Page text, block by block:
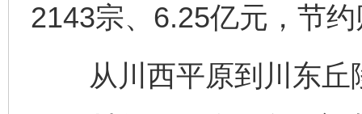
2143宗、6.25亿元，节
从川西平原到川东丘